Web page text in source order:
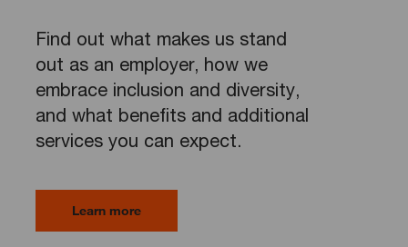
Find out what makes us stand
out as an employer, how we
embrace inclusion and diversity,
and what benefits and additional
services you can expect.
Learn more